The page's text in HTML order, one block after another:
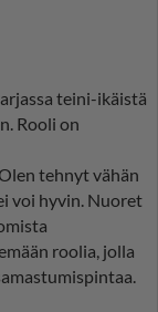
teini-ikäistä
Rooli on
tehnyt vähän
voi hyvin. Nuoret
roolia, jolla